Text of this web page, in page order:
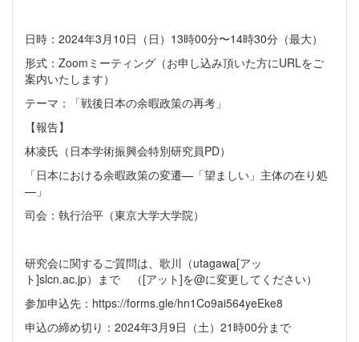
日時：2024年3月10日（日）13時00分〜14時30分（最大）
形式：Zoomミーティング（お申し込み頂いた方にURLをご
案内いたします）
テーマ：「戦後日本の余暇政策の再考」
【報告】
林凌氏（日本学術振興会特別研究員PD）
「日本における余暇政策の変遷—「望ましい」主体の在り処
—」
司会：執行治平（東京大学大学院）
研究会に関するご質問は、歌川（utagawa[アッ
ト]slcn.ac.jp）まで （[アット]を@に変更してください）
参加申込先：https://forms.gle/hn1Co9ai564yeEke8
申込の締め切り：2024年3月9日（土）21時00分まで